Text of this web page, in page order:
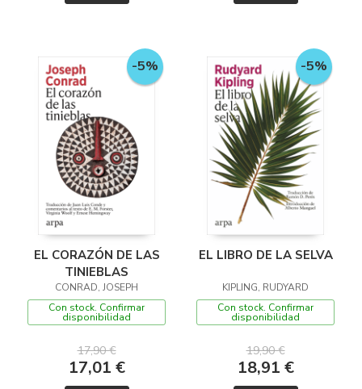
-5%
EL CORAZÓN DE LAS
TINIEBLAS
CONRAD, JOSEPH
Con stock. Confirmar
disponibilidad
17,90 €
17,01 €
-5%
EL LIBRO DE LA SELVA
KIPLING, RUDYARD
Con stock. Confirmar
disponibilidad
19,90 €
18,91 €